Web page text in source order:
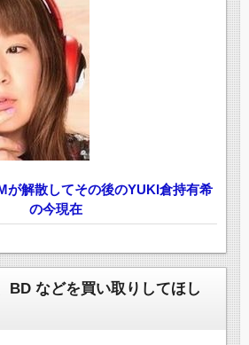
が解散してその後のYUKI倉持有希
の今現在
BD などを買い取りしてほし